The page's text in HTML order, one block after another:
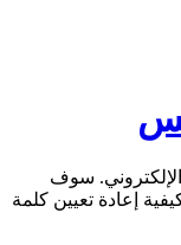
الإلكتروني. سوف
إعادة تعيين كلمة